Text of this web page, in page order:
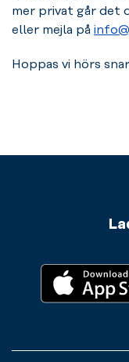
mer privat går det
eller mejla på
Hoppas vi hörs